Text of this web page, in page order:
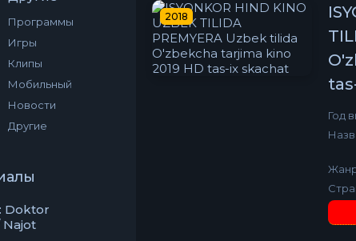
Программы
Игры
Клипы
Мобильный
Новости
Другие
Doktor
2018
Год